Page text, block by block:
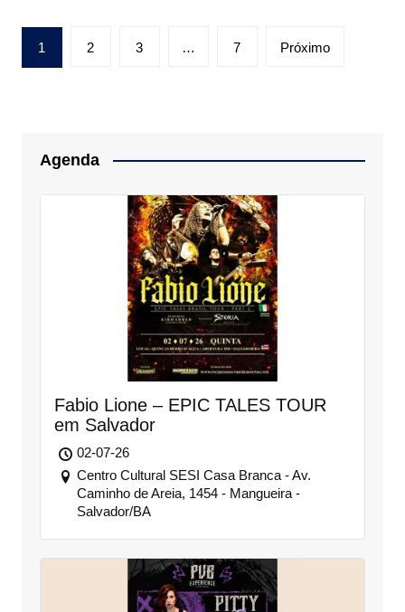
Paginação
de
1 2 3 … 7 Próximo
Agenda
Fabio Lione – EPIC TALES TOUR
em Salvador
02-07-26
Centro Cultural SESI Casa Branca - Av.
Caminho de Areia, 1454 - Mangueira -
Salvador/BA